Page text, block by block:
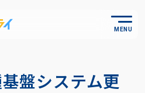
MENU
盤システム更